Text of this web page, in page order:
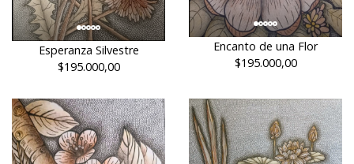
Esperanza Silvestre
$195.000,00
Encanto de una Flor
$195.000,00